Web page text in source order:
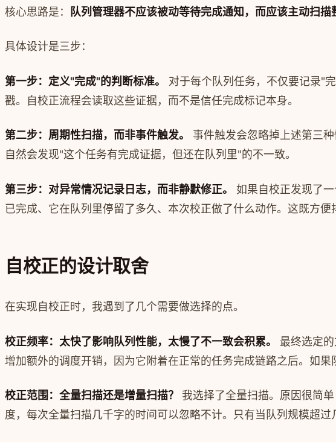
核心思路是： 队列管理器不应该被动等待完成通知，而应该主动扫描
具体设计是三步：
第一步：定义"完成"的判断标准。
对于每个队列任务，不仅要记录"
戳。自校正流程会读取这些证据，而不是信任完成标记本身。
第二步：周期性扫描，而非事件触发。
事件触发会忽略掉上述第三
自然会发现"这个任务有完成证据，但还在队列里"的不一致。
第三步：对异常情况记录日志，而非静默修正。
如果自校正发现了
已完成、它在队列里停留了多久、本次校正做了什么动作。这既方
自校正的设计取舍
在实现自校正时，我遇到了几个需要做选择的点。
校正频率：太快了影响队列性能，太慢了不一致会积累。
最终选定
增加额外的调度开销，因为它附着在正常的任务完成链路之后。如
校正范围：全量扫描还是增量扫描？
我选择了全量扫描。原因很简
度，每次全量扫描几千字的时间可以忽略不计。只有当队列规模超过